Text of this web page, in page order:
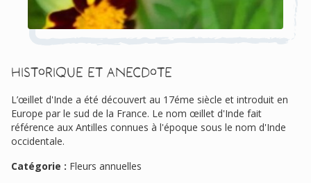
Historique et anecdote
L’œillet d'Inde a été découvert au 17éme siècle et introduit en
Europe par le sud de la France. Le nom œillet d'Inde fait
référence aux Antilles connues à l'époque sous le nom d'Inde
occidentale.
Catégorie : Fleurs annuelles